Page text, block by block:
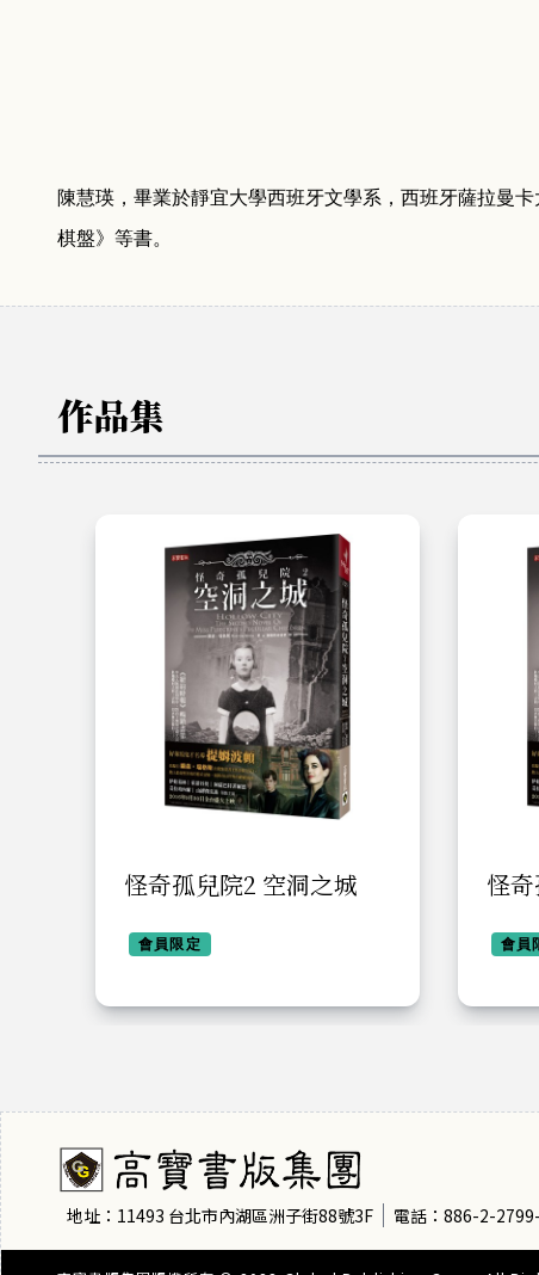
陳慧瑛 ， 畢業於靜宜大學西班牙文學系，西班牙薩拉曼卡
棋盤》等書。
作品集
怪奇孤兒院2 空洞之城
會員限定
怪
會員
地址：11493 台北市內湖區洲子街88號3F 電話：886-2-